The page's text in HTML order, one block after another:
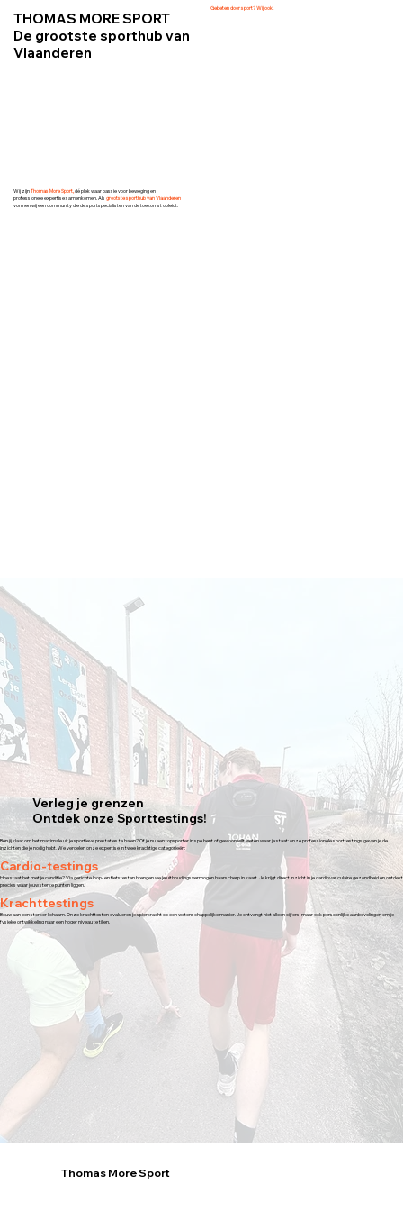
THOMAS MORE SPORT
De grootste sporthub van
Vlaanderen
Gebeten door sport? Wij ook!
Wij zijnThomas More Sport, dé plek waar passie voor beweging en
professionele expertise samenkomen. Alsgrootste sporthub van Vlaanderen
vormen wij een community die de sportspecialisten van de toekomst opleidt.
Verleg je grenzen
Ontdek onze Sporttestings!
Ben jij klaar om het maximale uit je sportieve prestaties te halen? Of je nu een topsporter in spe bent of gewoon wilt weten waar je staat: onze professionele sporttestings geven je de
inzichten die je nodig hebt. We verdelen onze expertise in twee krachtige categorieën:
Cardio-testings
Hoe staat het met je conditie? Via gerichte loop- en fietstesten brengen we je uithoudingsvermogen haarscherp in kaart. Je krijgt direct inzicht in je cardiovasculaire gezondheid en ontdekt
precies waar jouw sterke punten liggen.
Krachttestings
Bouw aan een sterker lichaam. Onze krachttesten evalueren je spierkracht op een wetenschappelijke manier. Je ontvangt niet alleen cijfers, maar ook persoonlijke aanbevelingen om je
fysieke ontwikkeling naar een hoger niveau te tillen.
Thomas More Sport